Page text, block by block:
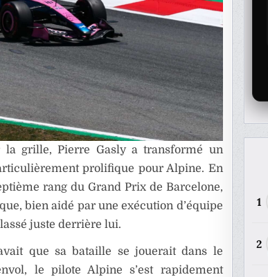
grille, Pierre Gasly a transformé un
prolifique pour Alpine. En
rang du Grand Prix de Barcelone,
bien aidé par une exécution d’équipe
juste derrière lui.
que sa bataille se jouerait dans le
le pilote Alpine s’est rapidement
1
2